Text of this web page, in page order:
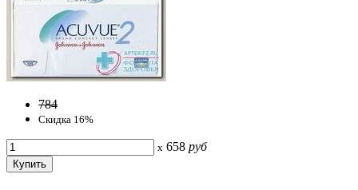
784
Скидка 16%
x 658 руб